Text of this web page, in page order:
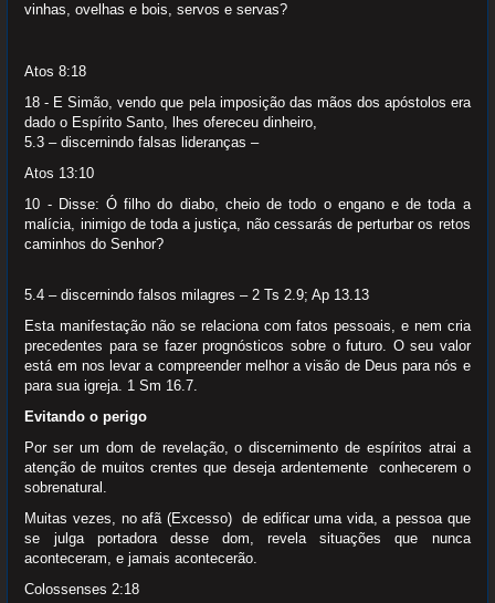
vinhas, ovelhas e bois, servos e servas?
Atos 8:18
18 - E Simão, vendo que pela imposição das mãos dos apóstolos era
dado o Espírito Santo, lhes ofereceu dinheiro,
5.3 – discernindo falsas lideranças –
Atos 13:10
10 - Disse: Ó filho do diabo, cheio de todo o engano e de toda a
malícia, inimigo de toda a justiça, não cessarás de perturbar os retos
caminhos do Senhor?
5.4 – discernindo falsos milagres – 2 Ts 2.9; Ap 13.13
Esta manifestação não se relaciona com fatos pessoais, e nem cria
precedentes para se fazer prognósticos sobre o futuro. O seu valor
está em nos levar a compreender melhor a visão de Deus para nós e
para sua igreja. 1 Sm 16.7.
Evitando o perigo
Por ser um dom de revelação, o discernimento de espíritos atrai a
atenção de muitos crentes que deseja ardentemente conhecerem o
sobrenatural.
Muitas vezes, no afã (Excesso) de edificar uma vida, a pessoa que
se julga portadora desse dom, revela situações que nunca
aconteceram, e jamais acontecerão.
Colossenses 2:18